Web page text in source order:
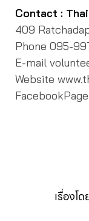
Contact :
409
Phone 095-
E-mail
Website
เรื่องโด